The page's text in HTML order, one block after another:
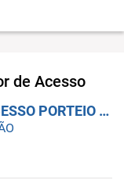
de Acesso
///VAGA DE CONTROLADOR DE ACESSO PORTEIO PARA BARUERI SÓ DO SEXO MASCULINO////